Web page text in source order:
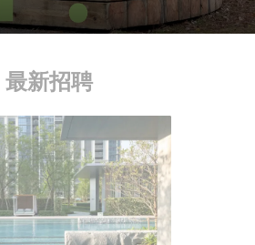
最新招聘